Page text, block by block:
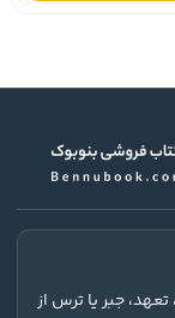
جبر یا ترس از